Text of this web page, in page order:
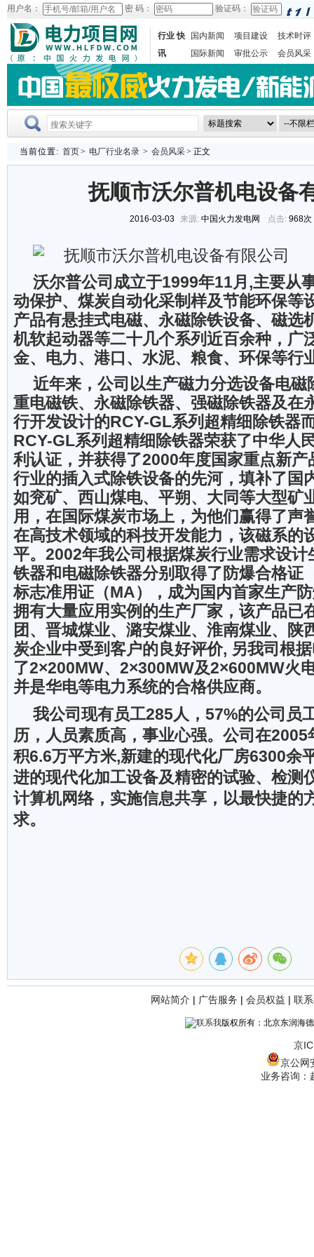
用户名： 密 码： 验证码：
行业 快
讯
国内新闻 项目建设
技术时评
国际新闻
审批公示 会员风采
当前位置: 首页> 电厂行业名录 > 会员风采> 正文
抚顺市沃尔普机电设备
2016-03-03 来源: 中国火力发电网 点击: 968次
沃尔普公司成立于1999年11月,主要从
动保护、煤炭自动化采制样及节能环保等
产品有悬挂式电磁、永磁除铁设备、磁选
机软起动器等二十几个系列近百余种，广
金、电力、港口、水泥、粮食、环保等行
近年来，公司以生产磁力分选设备电磁
重电磁铁、永磁除铁器、强磁除铁器及在
行开发设计的RCY-GL系列超精细除铁器
RCY-GL系列超精细除铁器荣获了中华人
利认证，并获得了2000年度国家重点新
行业的插入式除铁设备的先河，填补了国
如兖矿、西山煤电、平朔、大同等大型矿
用，在国际煤炭市场上，为他们赢得了声
在高技术领域的科技开发能力，该磁系的
平。2002年我公司根据煤炭行业需求设
铁器和电磁除铁器分别取得了防爆合格证
标志准用证（MA），成为国内首家生产
拥有大量应用实例的生产厂家，该产品已
团、晋城煤业、潞安煤业、淮南煤业、陕
炭企业中受到客户的良好评价, 另我司根
了2×200MW、2×300MW及2×600MW火
并是华电等电力系统的合格供应商。
我公司现有员工285人， 57%的公司员
历，人员素质高，事业心强。 公司在2005
积6.6万平方米,新建的现代化厂房6300余
进的现代化加工设备及精密的试验、检测
计算机网络，实施信息共享，以最快捷的
求。
网站简介 | 广告服务 | 会员权益 | 联
版权所有：北京东润海
京
京公网
业务咨询：